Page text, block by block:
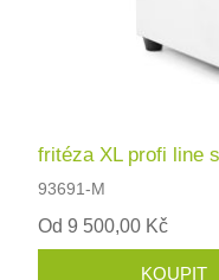
fritéza XL profi line
93691-M
Od 9 500,00 Kč